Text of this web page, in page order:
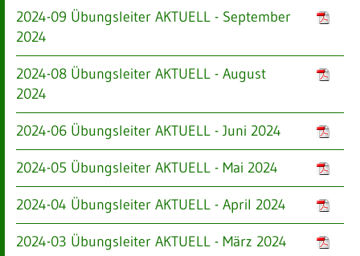
2024-09 Übungsleiter AKTUELL - September
2024
2024-08 Übungsleiter AKTUELL - August
2024
2024-06 Übungsleiter AKTUELL - Juni 2024
2024-05 Übungsleiter AKTUELL - Mai 2024
2024-04 Übungsleiter AKTUELL - April 2024
2024-03 Übungsleiter AKTUELL - März 2024